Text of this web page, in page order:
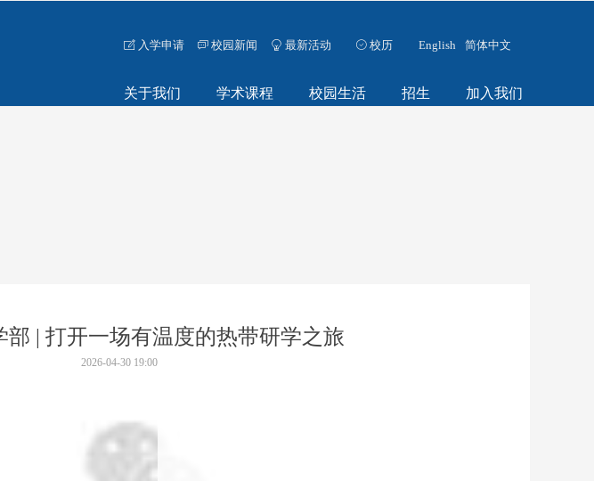
ꂐ 入学申请 ꀃ 校园新闻 ꁙ 最新活动 ꄗ 校历
关于我们 学术课程 校园生活 招生 加入我们
English 简体中文
部 | 打开一场有温度的热带研学之旅
2026-04-30 19:00